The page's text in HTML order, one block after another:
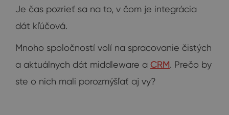
Je čas pozrieť sa na to, v čom je integrácia
dát kľúčová.
Mnoho spoločností volí na spracovanie čistých
a aktuálnych dát middleware a CRM. Prečo by
ste o nich mali porozmýšľať aj vy?